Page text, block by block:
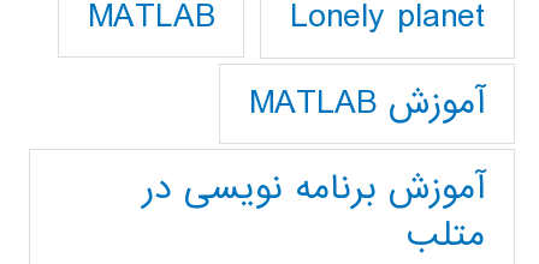
Lonely planet
MATLAB
آموزش MATLAB
آموزش برنامه نویسی در
متلب